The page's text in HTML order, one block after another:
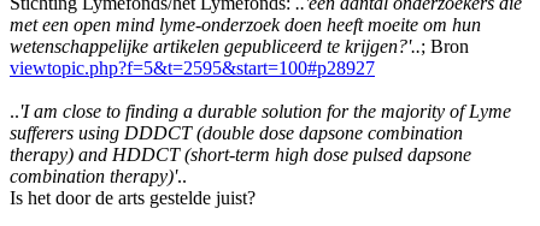
met een open mind lyme-onderzoek doen heeft moeite om hun
wetenschappelijke artikelen gepubliceerd te krijgen?'..; Bron
viewtopic.php?f=5&t=2595&start=100#p28927
..'I am close to finding a durable solution for the majority of Lyme
sufferers using DDDCT (double dose dapsone combination
therapy) and HDDCT (short-term high dose pulsed dapsone
combination therapy)'..
Is het door de arts gestelde juist?